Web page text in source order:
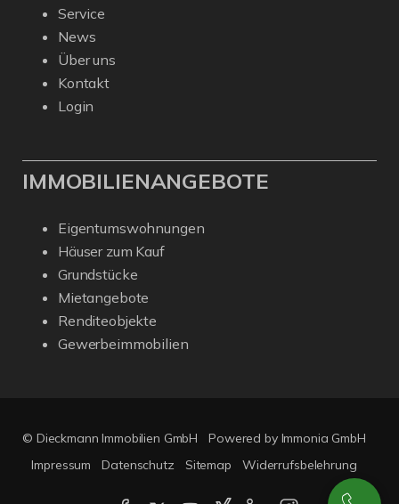
Service
News
Über uns
Kontakt
Login
IMMOBILIENANGEBOTE
Eigentumswohnungen
Häuser zum Kauf
Grundstücke
Mietangebote
Renditeobjekte
Gewerbeimmobilien
© Dieckmann Immobilien GmbH
Powered by Immonia GmbH
Impressum
Datenschutz Sitemap Widerrufsbelehrung